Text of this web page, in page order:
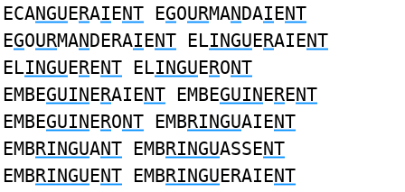
ECANGUERAIENT EGOURMANDAIENT
EGOURMANDERAIENT ELINGUERAIENT
ELINGUERENT ELINGUERONT
EMBEGUINERAIENT EMBEGUINERENT
EMBEGUINERONT EMBRINGUAIENT
EMBRINGUANT EMBRINGUASSENT
EMBRINGUENT EMBRINGUERAIENT